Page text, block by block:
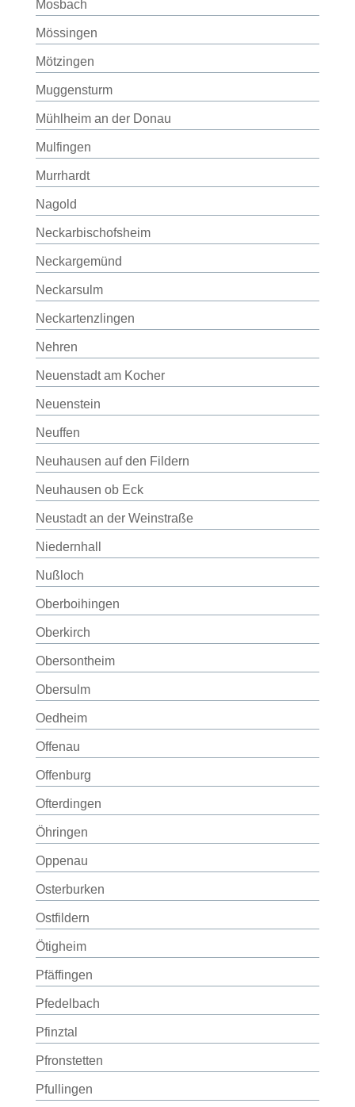
Mosbach
Mössingen
Mötzingen
Muggensturm
Mühlheim an der Donau
Mulfingen
Murrhardt
Nagold
Neckarbischofsheim
Neckargemünd
Neckarsulm
Neckartenzlingen
Nehren
Neuenstadt am Kocher
Neuenstein
Neuffen
Neuhausen auf den Fildern
Neuhausen ob Eck
Neustadt an der Weinstraße
Niedernhall
Nußloch
Oberboihingen
Oberkirch
Obersontheim
Obersulm
Oedheim
Offenau
Offenburg
Ofterdingen
Öhringen
Oppenau
Osterburken
Ostfildern
Ötigheim
Pfäffingen
Pfedelbach
Pfinztal
Pfronstetten
Pfullingen